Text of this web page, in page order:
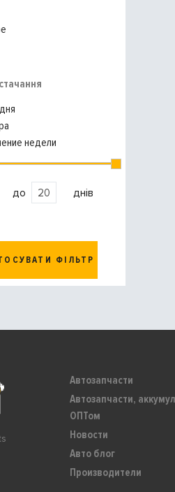
недели
до днів
ФІЛЬТР
Автозапчасти
Автозапчасти,
ОПТом
Новости
Авто блог
Производители